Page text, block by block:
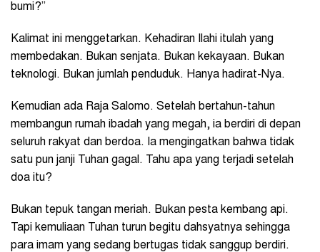
bumi?”
Kalimat ini menggetarkan. Kehadiran Ilahi itulah yang
membedakan. Bukan senjata. Bukan kekayaan. Bukan
teknologi. Bukan jumlah penduduk. Hanya hadirat-Nya.
Kemudian ada Raja Salomo. Setelah bertahun-tahun
membangun rumah ibadah yang megah, ia berdiri di depan
seluruh rakyat dan berdoa. Ia mengingatkan bahwa tidak
satu pun janji Tuhan gagal. Tahu apa yang terjadi setelah
doa itu?
Bukan tepuk tangan meriah. Bukan pesta kembang api.
Tapi kemuliaan Tuhan turun begitu dahsyatnya sehingga
para imam yang sedang bertugas tidak sanggup berdiri.